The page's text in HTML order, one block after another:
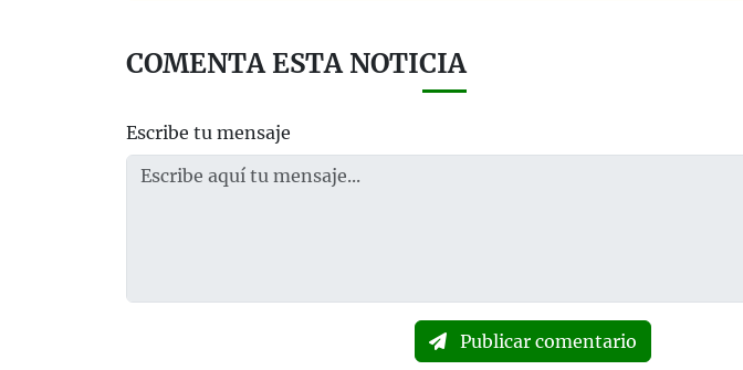
COMENTA ESTA NOTICIA
Escribe tu mensaje
Publicar comentario